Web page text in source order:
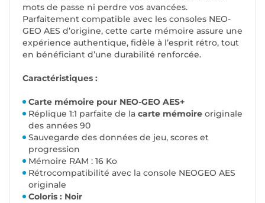
mots de passe ni perdre vos avancées.
Parfaitement compatible avec les consoles NEO-
GEO AES d’origine, cette carte mémoire assure une
expérience authentique, fidèle à l’esprit rétro, tout
en bénéficiant d’une durabilité renforcée.
Caractéristiques :
Carte mémoire pour NEO-GEO AES+
Réplique 1:1 parfaite de la carte mémoire originale
des années 90
Sauvegarde des données de jeu, scores et
progression
Mémoire RAM : 16 Ko
Rétrocompatibilité avec la console NEOGEO AES
originale
Coloris : Noir